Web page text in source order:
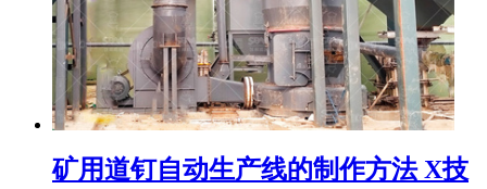
矿用道钉自动生产线的制作方法 X技